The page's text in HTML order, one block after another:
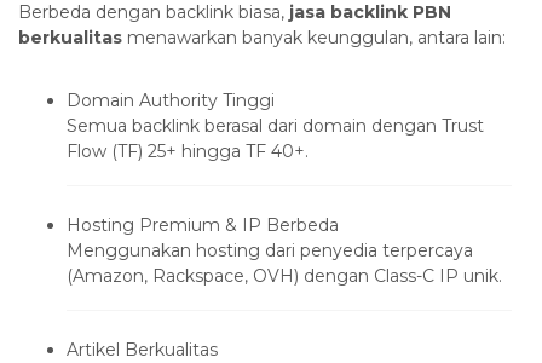
Berbeda dengan backlink biasa, jasa backlink PBN
berkualitas menawarkan banyak keunggulan, antara lain:
Domain Authority Tinggi
Semua backlink berasal dari domain dengan Trust
Flow (TF) 25+ hingga TF 40+.
Hosting Premium & IP Berbeda
Menggunakan hosting dari penyedia terpercaya
(Amazon, Rackspace, OVH) dengan Class-C IP unik.
Artikel Berkualitas